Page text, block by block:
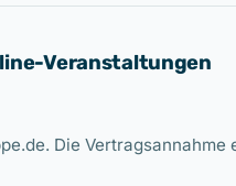
Veranstaltungen
Die